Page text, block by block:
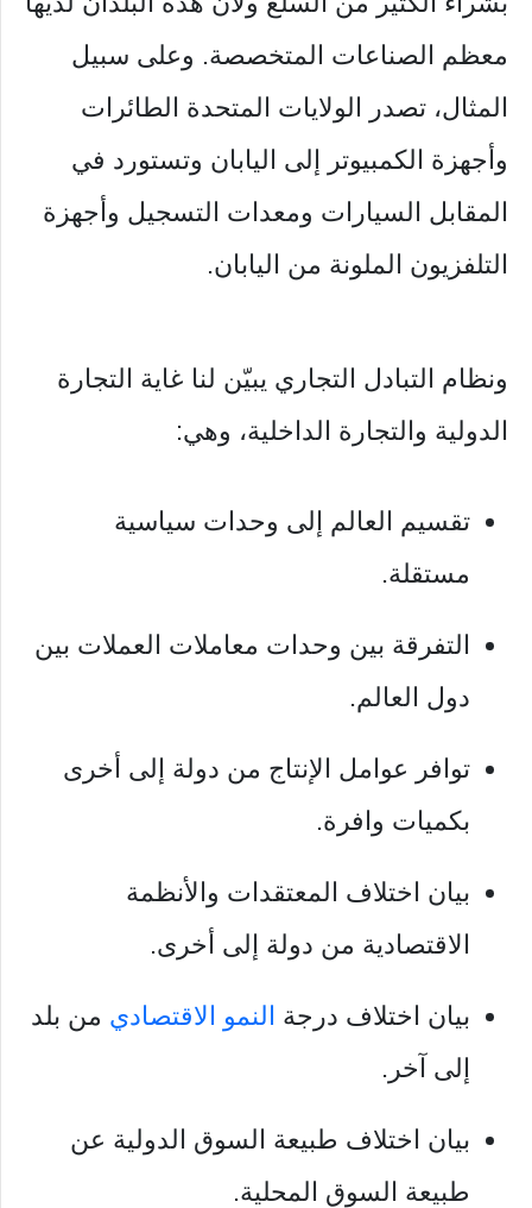
معظم الصناعات المتخصصة. وعلى سبيل
المثال، تصدر الولايات المتحدة الطائرات
وأجهزة الكمبيوتر إلى اليابان وتستورد في
المقابل السيارات ومعدات التسجيل وأجهزة
التلفزيون الملونة من اليابان.
ونظام التبادل التجاري يبيّن لنا غاية التجارة
الدولية والتجارة الداخلية، وهي:
تقسيم العالم إلى وحدات سياسية
مستقلة.
التفرقة بين وحدات معاملات العملات بين
دول العالم.
توافر عوامل الإنتاج من دولة إلى أخرى
بكميات وافرة.
بيان اختلاف المعتقدات والأنظمة
الاقتصادية من دولة إلى أخرى.
بيان اختلاف درجة النمو الاقتصادي من بلد
إلى آخر.
بيان اختلاف طبيعة السوق الدولية عن
طبيعة السوق المحلية.